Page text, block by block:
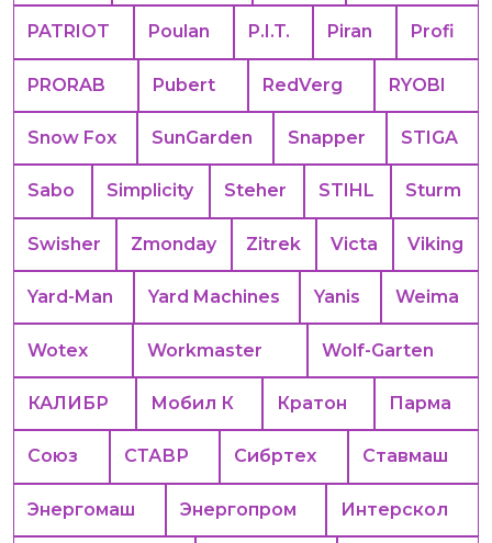
PATRIOT Poulan P.I.T. Piran Profi
PRORAB Pubert RedVerg RYOBI
Snow Fox SunGarden Snapper STIGA
Sabo Simplicity Steher STIHL Sturm
Swisher Zmonday Zitrek Victa Viking
Yard-Man Yard Machines Yanis Weima
Wotex Workmaster Wolf-Garten
КАЛИБР Мобил К Кратон Парма
Союз СТАВР Сибртех Ставмаш
Энергомаш Энергопром Интерскол